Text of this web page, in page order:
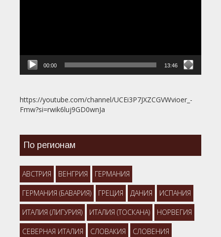
00:00 13:46
https://youtube.com/channel/UCEi3P7JXZCGVWvioer_-
Fmw?si=rwik6luj9GD0wnJa
По регионам
АВСТРИЯ ВЕНГРИЯ ГЕРМАНИЯ
ГЕРМАНИЯ (БАВАРИЯ) ГРЕЦИЯ ДАНИЯ ИСПАНИЯ
ИТАЛИЯ (ЛИГУРИЯ) ИТАЛИЯ (ТОСКАНА) НОРВЕГИЯ
СЕВЕРНАЯ ИТАЛИЯ СЛОВАКИЯ СЛОВЕНИЯ